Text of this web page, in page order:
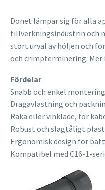
Donet lämpar sig för alla
tillverkningsindustrin och
stort urval av höljen och
och crimpterminering. Mer
Fördelar
Snabb och enkel montering
Dragavlastning och
Raka eller vinklade, för
Robust och slagtåligt
Ergonomisk design för
Kompatibel med C16-1-